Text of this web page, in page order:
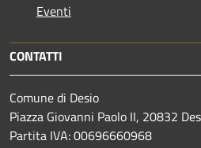
Eventi
CONTATTI
Comune di Desio
Piazza Giovanni Paolo II, 20832
Partita IVA: 00696660968